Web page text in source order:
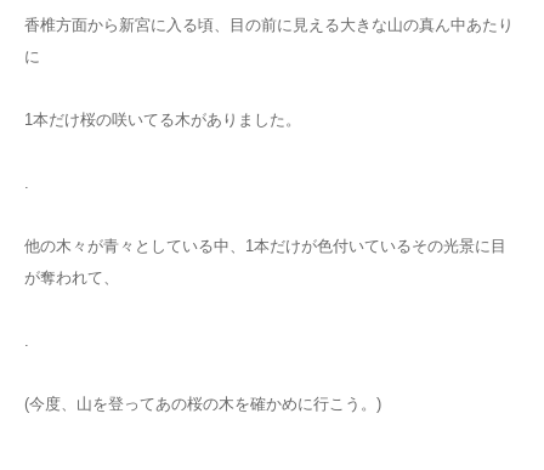
香椎方面から新宮に入る頃、目の前に見える大きな山の真ん中あたり
に
1本だけ桜の咲いてる木がありました。
他の木々が青々としている中、1本だけが色付いているその光景に目
が奪われて、
(今度、山を登ってあの桜の木を確かめに行こう。)